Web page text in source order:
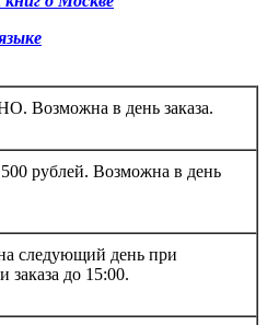
Возможна в день заказа.
рублей. Возможна в день
следующий день при
заказа до 15:00.